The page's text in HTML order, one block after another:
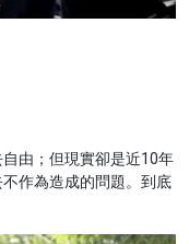
由；但現實卻是近10年
作為造成的問題。到底